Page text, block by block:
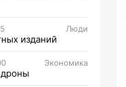
Люди
изданий
Экономика